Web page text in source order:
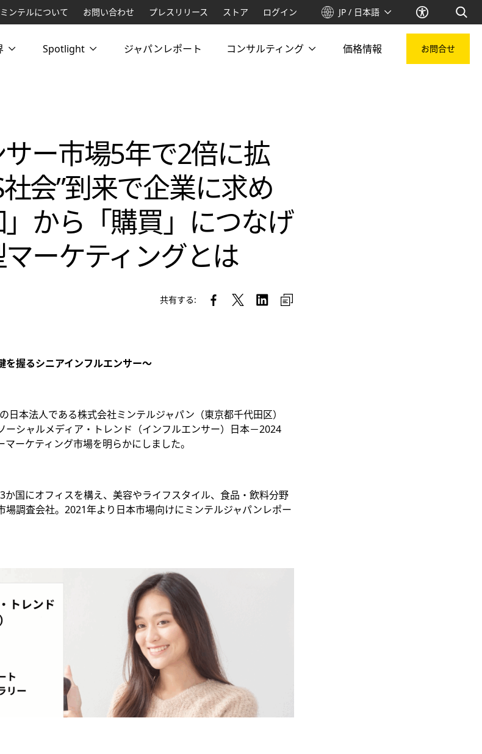
ミンテルについて お問い合わせ プレスリリース ストア ログイン JP / 日本語
Spotlight ジャパンレポート コンサルティング 価格情報 お問合せ
ー市場5年で2倍に拡
会”到来で企業に求め
から「購買」につなげ
ーケティングとは
共有する:
を握るシニアインフルエンサー～
本法人である株式会社ミンテルジャパン（東京都千代田区）
ーシャルメディア・トレンド（インフルエンサー）日本－2024
ーケティング市場を明らかにしました。
国にオフィスを構え、美容やライフスタイル、食品・飲料分野
場調査会社。2021年より日本市場向けにミンテルジャパンレポー